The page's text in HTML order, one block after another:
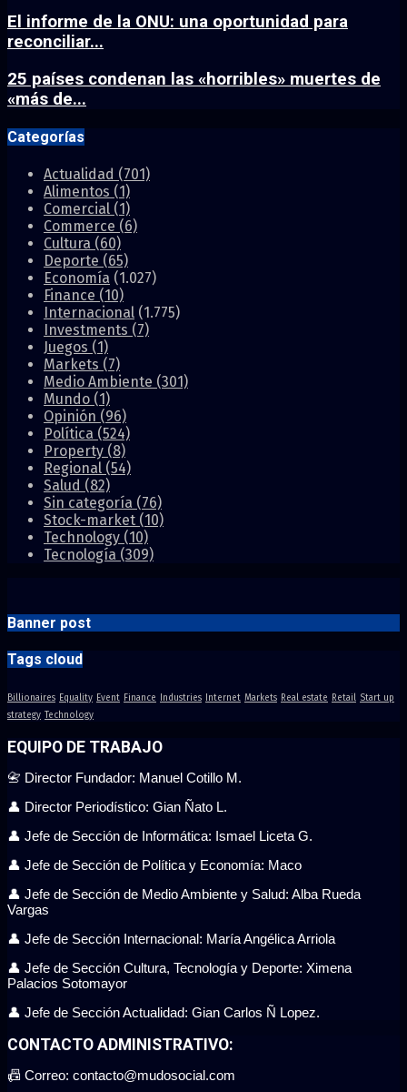
El informe de la ONU: una oportunidad para
reconciliar...
25 países condenan las «horribles» muertes de
«más de...
Categorías
Actualidad (701)
Alimentos (1)
Comercial (1)
Commerce (6)
Cultura (60)
Deporte (65)
Economía (1.027)
Finance (10)
Internacional (1.775)
Investments (7)
Juegos (1)
Markets (7)
Medio Ambiente (301)
Mundo (1)
Opinión (96)
Política (524)
Property (8)
Regional (54)
Salud (82)
Sin categoría (76)
Stock-market (10)
Technology (10)
Tecnología (309)
Banner post
Tags cloud
Billionaires Equality Event Finance Industries Internet Markets Real estate Retail Start up
strategy
Technology
EQUIPO DE TRABAJO
📇 Director Fundador: Manuel Cotillo M.
👤 Director Periodístico: Gian Ñato L.
👤 Jefe de Sección de Informática: Ismael Liceta G.
👤 Jefe de Sección de Política y Economía: Maco
👤 Jefe de Sección de Medio Ambiente y Salud: Alba Rueda
Vargas
👤 Jefe de Sección Internacional: María Angélica Arriola
👤 Jefe de Sección Cultura, Tecnología y Deporte: Ximena
Palacios Sotomayor
👤 Jefe de Sección Actualidad: Gian Carlos Ñ Lopez.
CONTACTO ADMINISTRATIVO:
📠 Correo: contacto@mudosocial.com